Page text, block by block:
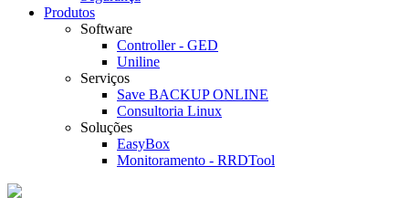
Produtos
Software
Controller - GED
Uniline
Serviços
Save BACKUP ONLINE
Consultoria Linux
Soluções
EasyBox
Monitoramento - RRDTool